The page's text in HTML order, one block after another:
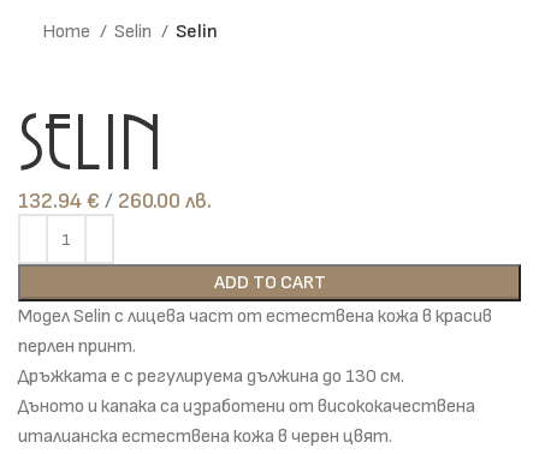
Home Selin Selin
Selin
132.94€ лв.
ADD TO CART
Модел Selin с лицева част от естествена кожа в красив
перлен принт.
Дръжката е с регулируема дължина до 130 см.
Дъното и капака са изработени от висококачествена
италианска естествена кожа в черен цвят.